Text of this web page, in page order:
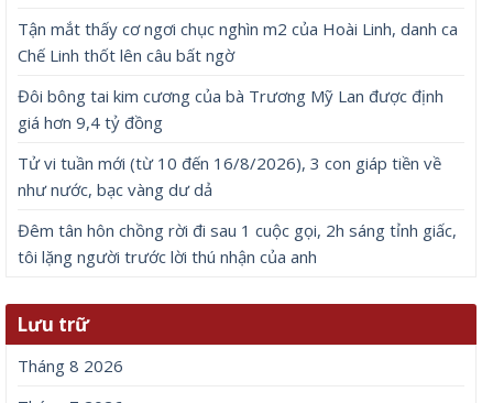
Tận mắt thấy cơ ngơi chục nghìn m2 của Hoài Linh, danh ca
Chế Linh thốt lên câu bất ngờ
Đôi bông tai kim cương của bà Trương Mỹ Lan được định
giá hơn 9,4 tỷ đồng
Tử vi tuần mới (từ 10 đến 16/8/2026), 3 con giáp tiền về
như nước, bạc vàng dư dả
Đêm tân hôn chồng rời đi sau 1 cuộc gọi, 2h sáng tỉnh giấc,
tôi lặng người trước lời thú nhận của anh
Lưu trữ
Tháng 8 2026